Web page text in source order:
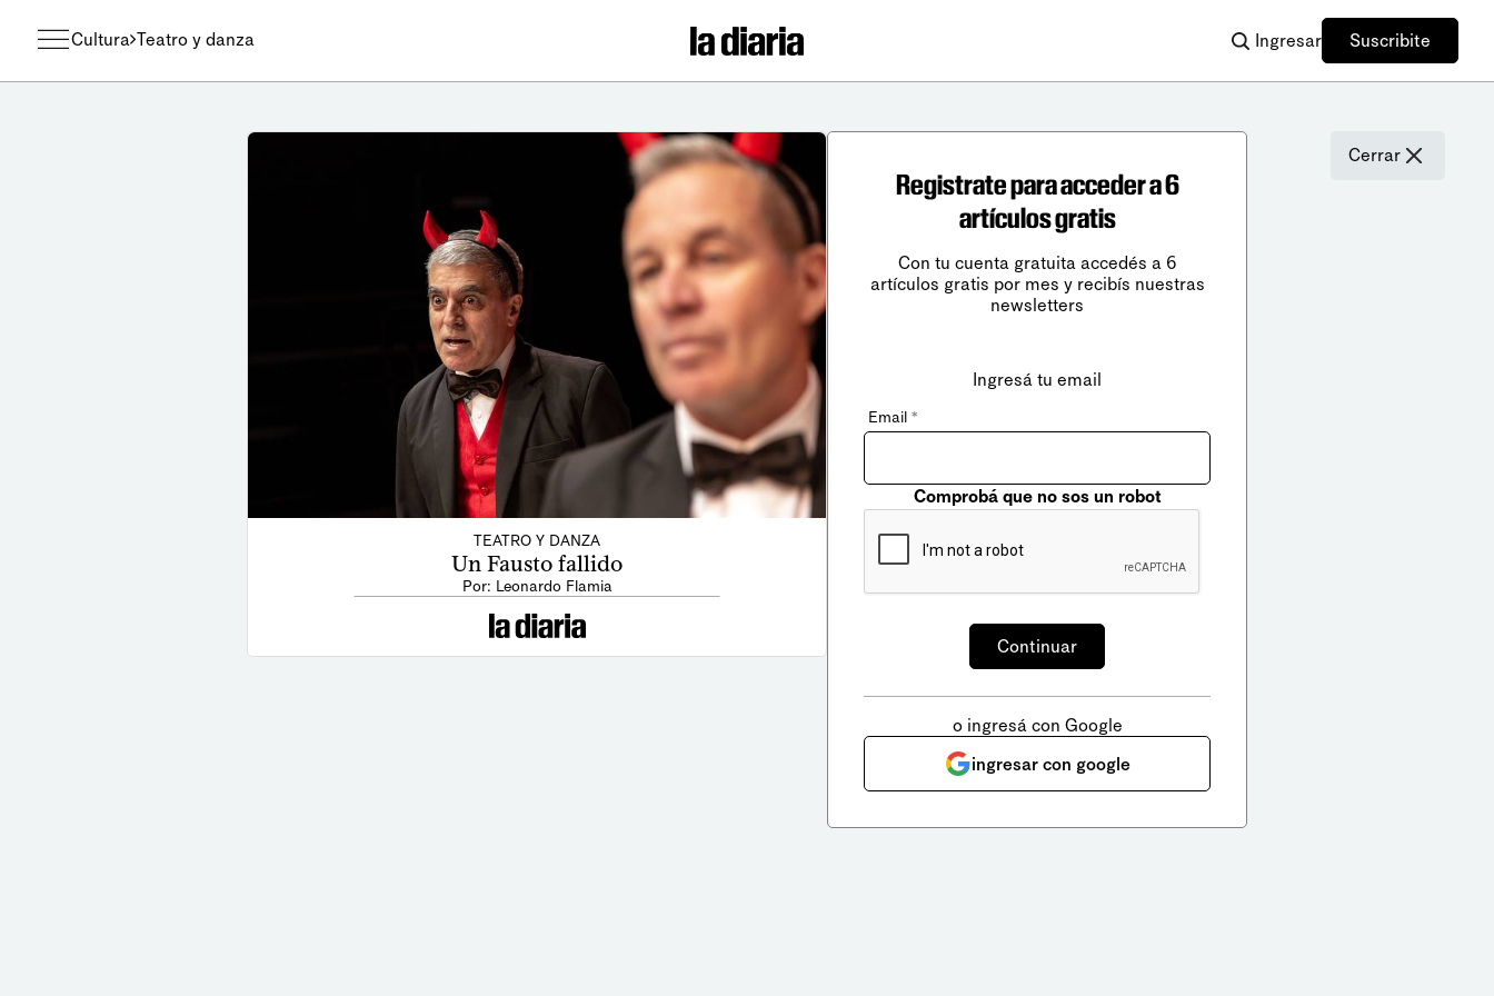
Cultura Teatro y danza Ingresar Suscribite
TEATRO Y DANZA
Un Fausto fallido
Por: Leonardo Flamia
Cerrar
Registrate para acceder a 6
artículos gratis
Con tu cuenta gratuita accedés a 6
artículos gratis por mes y recibís nuestras
newsletters
Ingresá tu email
Email *
Comprobá que no sos un robot
o ingresá con Google
ingresar con google